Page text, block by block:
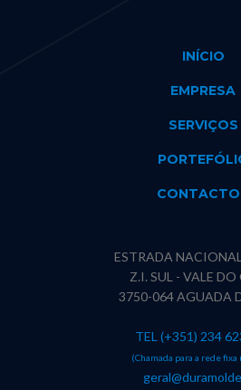
INÍCIO
EMPRESA
SERVIÇOS
ESTRADA
Z.I. SUL - VALE DO
3750-064 AGUADA
TEL (+351) 234
(Chamada para a rede fixa